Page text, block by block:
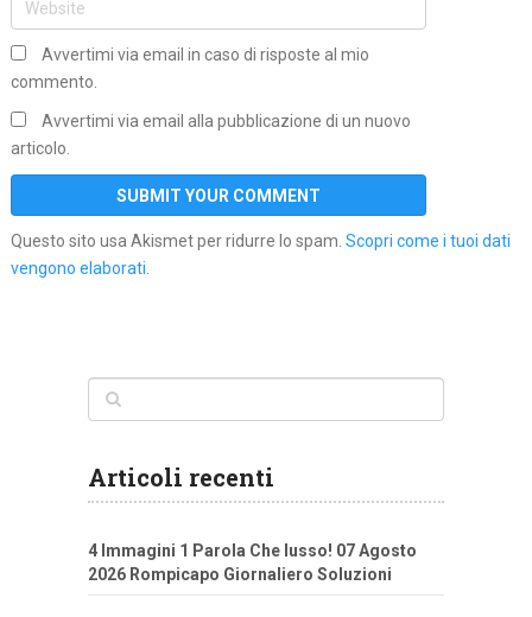
Avvertimi via email in caso di risposte al mio
commento.
Avvertimi via email alla pubblicazione di un nuovo
articolo.
Questo sito usa Akismet per ridurre lo spam. Scopri come i tuoi dati
vengono elaborati.
Articoli recenti
4 Immagini 1 Parola Che lusso! 07 Agosto
2026 Rompicapo Giornaliero Soluzioni